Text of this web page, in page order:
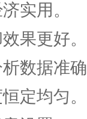
实用。
果更好。
数据准
定均匀。